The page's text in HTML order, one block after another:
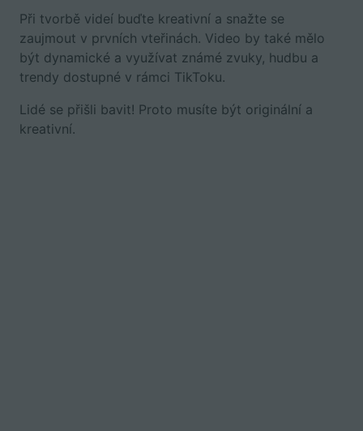
Při tvorbě videí buďte kreativní a snažte se
zaujmout v prvních vteřinách. Video by také mělo
být dynamické a využívat známé zvuky, hudbu a
trendy dostupné v rámci TikToku.
Lidé se přišli bavit! Proto musíte být originální a
kreativní.